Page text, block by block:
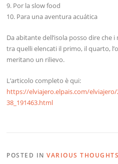
9. Por la slow food
10. Para una aventura acuática
Da abitante dell’isola posso dire che
tra quelli elencati il primo, il quarto,
meritano un rilievo.
L’articolo completo è qui:
https://elviajero.elpais.com/
38_191463.html
POSTED INVARIOUS THOUGHTS